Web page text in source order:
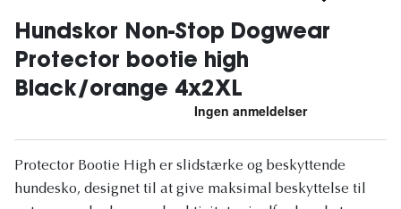
Hundskor Non-Stop Dogwear
Protector bootie high
Black/orange 4x2XL
Protector Bootie High er slidstærke og beskyttende
hundesko, designet til at give maksimal beskyttelse til